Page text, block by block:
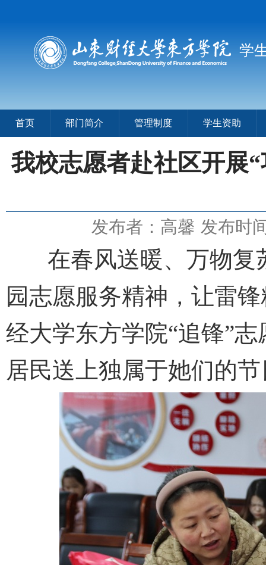
学
首页 部门简介 管理制度 学生资助
我校志愿者赴社区开展
发布者：高馨 发布时
在春风送暖、万物复
园志愿服务精神，让雷
经大学东方学院“追锋”
居民送上独属于她们的